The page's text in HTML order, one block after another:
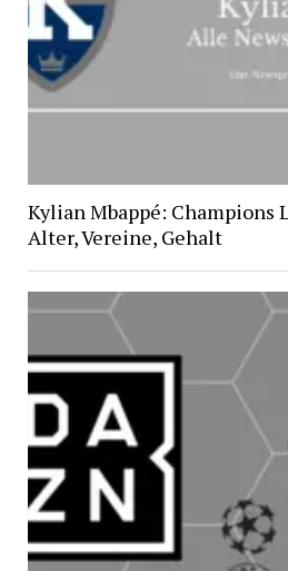
Kylian Mbappé: Champions
Alter, Vereine, Gehalt